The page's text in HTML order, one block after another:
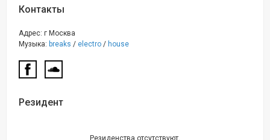
Контакты
Адрес: г Москва
Музыка: breaks / electro / house
Резидент
Резиденства отсутствуют.